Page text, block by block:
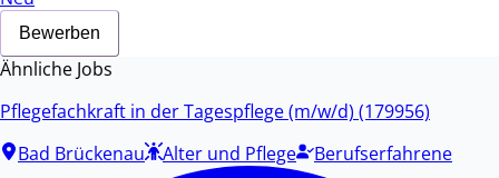
Bewerben
Ähnliche Jobs
Pflegefachkraft in der Tagespflege (m/w/d) (179956)
Bad Brückenau
Alter und Pflege Berufserfahrene